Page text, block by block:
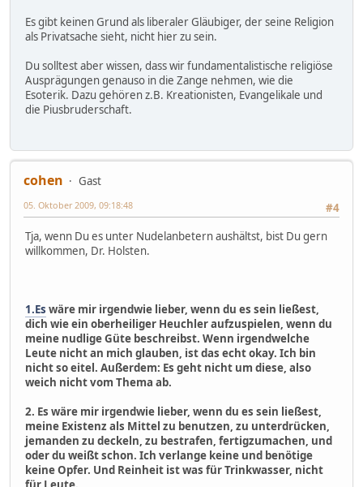
Es gibt keinen Grund als liberaler Gläubiger, der seine Religion
als Privatsache sieht, nicht hier zu sein.
Du solltest aber wissen, dass wir fundamentalistische religiöse
Ausprägungen genauso in die Zange nehmen, wie die
Esoterik. Dazu gehören z.B. Kreationisten, Evangelikale und
die Piusbruderschaft.
cohen
Gast
#4
05. Oktober 2009, 09:18:48
Tja, wenn Du es unter Nudelanbetern aushältst, bist Du gern
willkommen, Dr. Holsten.
1.Es wäre mir irgendwie lieber, wenn du es sein ließest,
dich wie ein oberheiliger Heuchler aufzuspielen, wenn du
meine nudlige Güte beschreibst. Wenn irgendwelche
Leute nicht an mich glauben, ist das echt okay. Ich bin
nicht so eitel. Außerdem: Es geht nicht um diese, also
weich nicht vom Thema ab.
2. Es wäre mir irgendwie lieber, wenn du es sein ließest,
meine Existenz als Mittel zu benutzen, zu unterdrücken,
jemanden zu deckeln, zu bestrafen, fertigzumachen, und
oder du weißt schon. Ich verlange keine und benötige
keine Opfer. Und Reinheit ist was für Trinkwasser, nicht